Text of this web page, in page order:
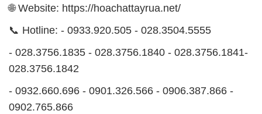
🌐 Website: https://hoachattayrua.net/
📞 Hotline: - 0933.920.505 - 028.3504.5555
- 028.3756.1835 - 028.3756.1840 - 028.3756.1841-
028.3756.1842
- 0932.660.696 - 0901.326.566 - 0906.387.866 -
0902.765.866